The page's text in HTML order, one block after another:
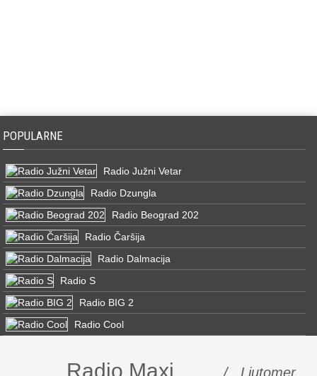
POPULARNE
Radio Južni Vetar
Radio Dzungla
Radio Beograd 202
Radio Čaršija
Radio Dalmacija
Radio S
Radio BIG 2
Radio Cool
Radio Maxi / Ljutomer